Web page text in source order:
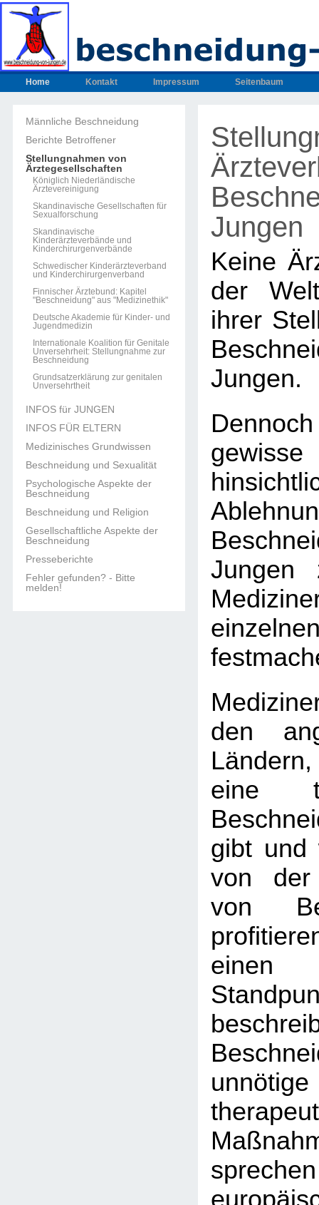
Home Kontakt Impressum Seitenbaum
Männliche Beschneidung
Berichte Betroffener
Stellungnahmen von
Ärztegesellschaften
Königlich Niederländische
Ärztevereinigung
Skandinavische Gesellschaften für
Sexualforschung
Skandinavische
Kinderärzteverbände und
Kinderchirurgenverbände
Schwedischer Kinderärzteverband
und Kinderchirurgenverband
Finnischer Ärztebund: Kapitel
"Beschneidung" aus "Medizinethik"
Deutsche Akademie für Kinder- und
Jugendmedizin
Internationale Koalition für Genitale
Unversehrheit: Stellungnahme zur
Beschneidung
Grundsatzerklärung zur genitalen
Unversehrtheit
INFOS für JUNGEN
INFOS FÜR ELTERN
Medizinisches Grundwissen
Beschneidung und Sexualität
Psychologische Aspekte der
Beschneidung
Beschneidung und Religion
Gesellschaftliche Aspekte der
Beschneidung
Presseberichte
Fehler gefunden? - Bitte
melden!
Jungen
Keine
der
ihrer
Jungen.
Jungen
den
eine
gibt und
von der
von
einen